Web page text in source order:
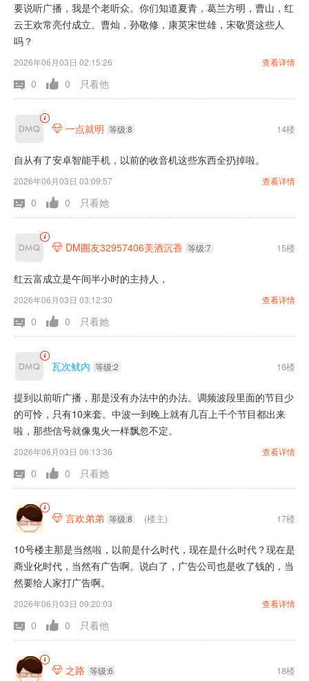
要说听广播，我是个老听众。你们知道夏青，葛兰方明，曹山，红
云王欢常亮付成立。曹灿，孙敬修，康英宋世雄，宋敬贤这些人
吗？
2026年06月03日 02:15:26 查看详情
0 0 只看他
 一点就明 等级:8 14楼
自从有了安卓智能手机，以前的收音机这些东西全扔掉啦。
2026年06月03日 03:09:57 查看详情
0 0 只看她
 DM圈友32957406美酒沉香 等级:7 15楼
红云富成立是午间半小时的主持人，
2026年06月03日 03:12:30 查看详情
0 0 只看她
瓦次鱿内 等级:2 16楼
提到以前听广播，那是没有办法中的办法。调频波段里面的节目少
的可怜，只有10来套。中波一到晚上就有几百上千个节目都出来
啦，那些信号就像鬼火一样飘忽不定。
2026年06月03日 06:13:36 查看详情
0 0 只看她
 言欢弟弟 等级:8 (楼主) 17楼
10号楼主那是当然啦，以前是什么时代，现在是什么时代？现在是
商业化时代，当然有广告啊。说白了，广告公司也是收了钱的，当
然要给人家打广告啊。
2026年06月03日 09:20:03 查看详情
0 0 只看他
 之路 等级:6 18楼